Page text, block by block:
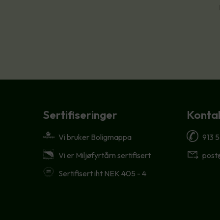
Sertifiseringer
Vi bruker Boligmappa
Vi er Miljøfyrtårn sertifisert
Sertifisert iht NEK 405 - 4
913